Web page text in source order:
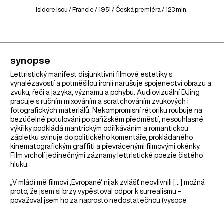
Isidore Isou / Francie / 1951 / Česká premiéra / 123 min.
synopse
Lettristický manifest disjunktivní filmové estetiky s
vynalézavostí a potměšilou ironií narušuje spojenectví obrazu a
zvuku, řeči a jazyka, významu a pohybu. Audiovizuální DJing
pracuje s ručním mixováním a scratchováním zvukových i
fotografických materiálů. Nekompromisní rétoriku roubuje na
bezúčelné potulování po pařížském předměstí, nesouhlasné
výkřiky podkládá mantrickým odříkáváním a romantickou
zápletku svinuje do politického komentáře, prokládaného
kinematografickým graffiti a převrácenými filmovými okénky.
Film vrcholí jedinečnými záznamy lettristické poezie čistého
hluku.
„V mládí mě filmoví ‚Evropané‘ nijak zvlášť neovlivnili […] možná
proto, že jsem si brzy vypěstoval odpor k surrealismu –
považoval jsem ho za naprosto nedostatečnou (vysoce